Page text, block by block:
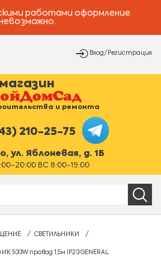
работами оформление
Вход/Регистрация
магазин
и ремонта
210-25-75
ул. Яблоневая, д. 1Б
20:00 ВС 8:00-19:00
СВЕТИЛЬНИКИ
500W провод 1,5м IP20 GENERAL